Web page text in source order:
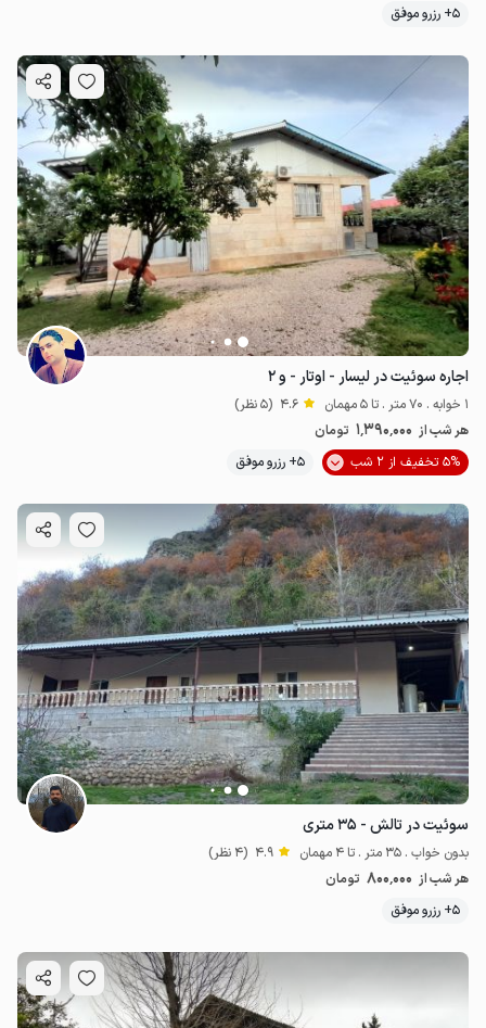
5+ رزرو موفق
اجاره سوئیت در لیسار - اوتار - و ۲
1 خوابه . 70 متر . تا 5 مهمان 4.6 (5 نظر)
هر شب از 1٬390٬000 تومان
5% تخفیف از 2 شب
5+ رزرو موفق
سوئیت در تالش - ۳۵ متری
بدون خواب . 35 متر . تا 4 مهمان 4.9 (4 نظر)
هر شب از 800٬000 تومان
5+ رزرو موفق